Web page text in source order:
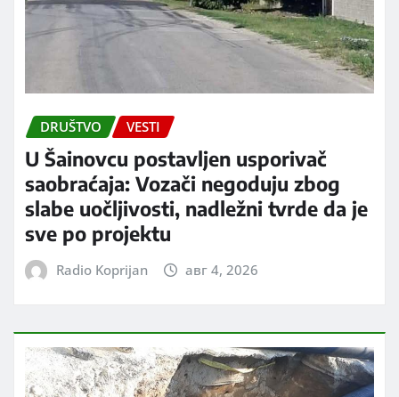
DRUŠTVO VESTI
U Šainovcu postavljen usporivač
saobraćaja: Vozači negoduju zbog
slabe uočljivosti, nadležni tvrde da je
sve po projektu
Radio Koprijan авг 4, 2026